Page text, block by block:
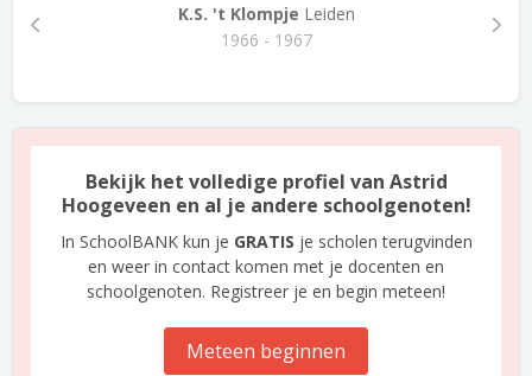
K.S. 't Klompje Leiden
1966 - 1967
Bekijk het volledige profiel van Astrid
Hoogeveen en al je andere schoolgenoten!
In SchoolBANK kun je GRATIS je scholen terugvinden
en weer in contact komen met je docenten en
schoolgenoten. Registreer je en begin meteen!
Meteen beginnen